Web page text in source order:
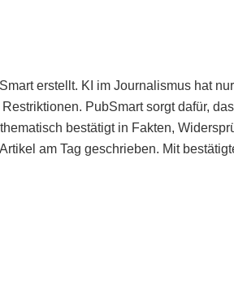
erstellt. KI im Journalismus hat
PubSmart sorgt dafür,
bestätigt in Fakten,
am Tag geschrieben. Mit